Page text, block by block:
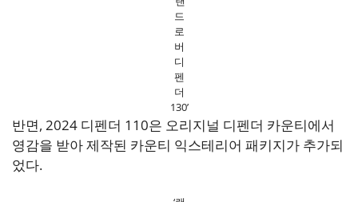
드
로
버
디
펜
더
130’
반면, 2024 디펜더 110은 오리지널 디펜더 카운티에서
영감을 받아 제작된 카운티 익스테리어 패키지가 추가되
었다.